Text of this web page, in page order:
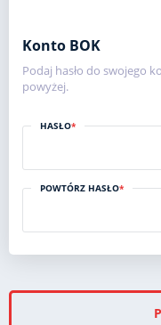
Konto BOK
Podaj hasło do swojego
powyżej.
HASŁO*
POWTÓRZ HASŁO*